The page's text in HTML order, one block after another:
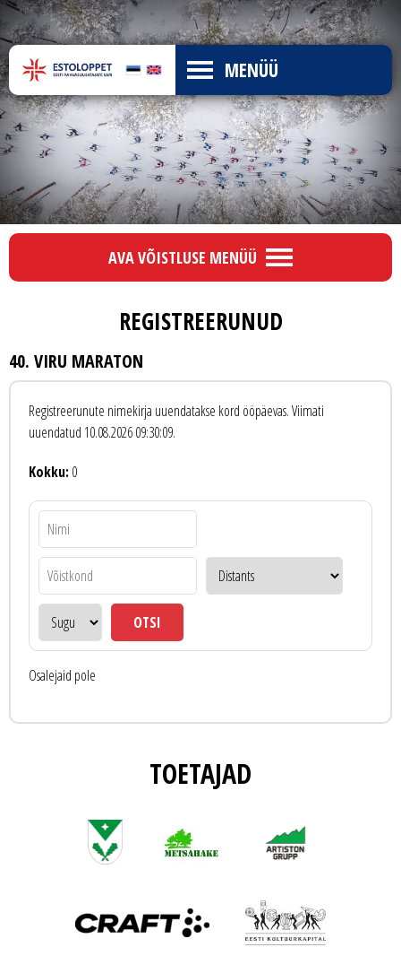
MENÜÜ
AVA VÕISTLUSE MENÜÜ
REGISTREERUNUD
40. VIRU MARATON
Registreerunute nimekirja uuendatakse kord ööpäevas. Viimati
uuendatud 10.08.2026 09:30:09.
Kokku:0
Osalejaid pole
TOETAJAD